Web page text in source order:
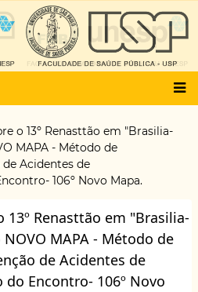
o 13º Renasttão em "Brasilia-
MAPA - Método de
Acidentes de
106º Novo Mapa.
13º Renasttão em "Brasilia-
MAPA - Método de
de Acidentes de
Encontro- 106º Novo